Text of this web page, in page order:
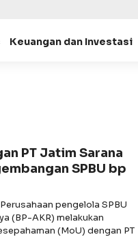
Keuangan dan Investasi
PT Jatim Sarana
SPBU bp
pengelola SPBU
(BP-AKR) melakukan
(MoU) dengan PT